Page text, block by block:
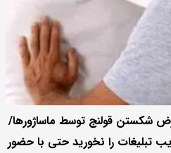
شکستن قولنج توسط ماساژورها/
تبلیغات را نخورید حتی با حضور